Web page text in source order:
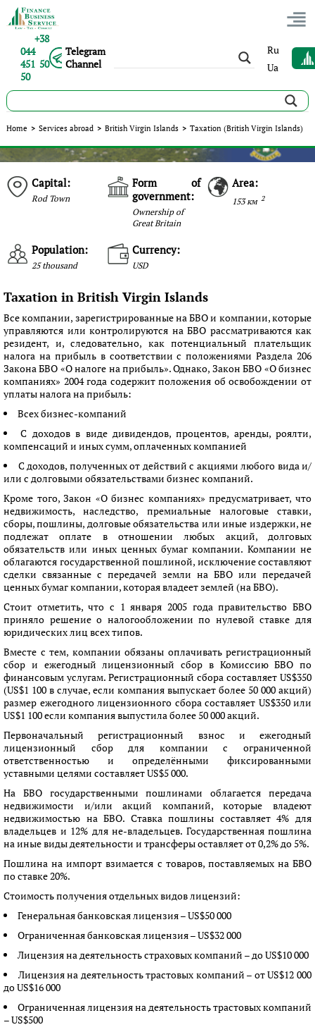
+38
044
451 50
50
Telegram
Channel
Ru
Ua
Home > Services abroad > British Virgin Islands > Taxation (British Virgin Islands)
Capital:
Rod Town
Form of
government:
Ownership of
Great Britain
Area:
153 км 2
Population:
25 thousand
Currency:
USD
Taxation in British Virgin Islands
Все компании, зарегистрированные на БВО и компании, которые
управляются или контролируются на БВО рассматриваются как
резидент, и, следовательно, как потенциальный плательщик
налога на прибыль в соответствии с положениями Раздела 206
Закона БВО «О налоге на прибыль». Однако, Закон БВО «О бизнес
компаниях» 2004 года содержит положения об освобождении от
уплаты налога на прибыль:
Всех бизнес-компаний
С доходов в виде дивидендов, процентов, аренды, роялти,
компенсаций и иных сумм, оплаченных компанией
С доходов, полученных от действий с акциями любого вида и/
или c долговыми обязательствами бизнес компаний.
Кроме того, Закон «О бизнес компаниях» предусматривает, что
недвижимость, наследство, премиальные налоговые ставки,
сборы, пошлины, долговые обязательства или иные издержки, не
подлежат оплате в отношении любых акций, долговых
обязательств или иных ценных бумаг компании. Компании не
облагаются государственной пошлиной, исключение составляют
сделки связанные с передачей земли на БВО или передачей
ценных бумаг компании, которая владеет землей (на БВО).
Стоит отметить, что с 1 января 2005 года правительство БВО
приняло решение о налогообложении по нулевой ставке для
юридических лиц всех типов.
Вместе с тем, компании обязаны оплачивать регистрационный
сбор и ежегодный лицензионный сбор в Комиссию БВО по
финансовым услугам. Регистрационный сбора составляет US$350
(US$1 100 в случае, если компания выпускает более 50 000 акций)
размер ежегодного лицензионного сбора составляет US$350 или
US$1 100 если компания выпустила более 50 000 акций.
Первоначальный регистрационный взнос и ежегодный
лицензионный сбор для компании с ограниченной
ответственностью и определёнными фиксированными
уставными целями составляет US$5 000.
На БВО государственными пошлинами облагается передача
недвижимости и/или акций компаний, которые владеют
недвижимостью на БВО. Ставка пошлины составляет 4% для
владельцев и 12% для не-владельцев. Государственная пошлина
на иные виды деятельности и трансферы оставляет от 0,2% до 5%.
Пошлина на импорт взимается с товаров, поставляемых на БВО
по ставке 20%.
Стоимость получения отдельных видов лицензий:
Генеральная банковская лицензия – US$50 000
Ограниченная банковская лицензия – US$32 000
Лицензия на деятельность страховых компаний – до US$10 000
Лицензия на деятельность трастовых компаний – от US$12 000
до US$16 000
Ограниченная лицензия на деятельность трастовых компаний
– US$500